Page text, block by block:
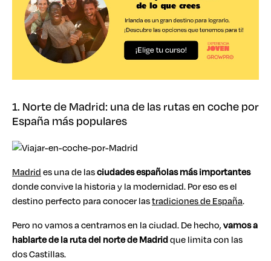
1. Norte de Madrid: una de las rutas en coche por
España más populares
Madrides una de lasciudades españolas más importantes
donde convive la historia y la modernidad. Por eso es el
destino perfecto para conocer lastradiciones de España.
Pero no vamos a centrarnos en la ciudad. De hecho,vamos a
hablarte de la ruta del norte de Madridque limita con las
dos Castillas.